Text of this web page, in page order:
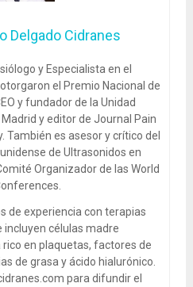
Delgado Cidranes
y Especialista en el
el Premio Nacional de
y fundador de la Unidad
y editor de Journal Pain
También es asesor y crítico del
de Ultrasonidos en
Organizador de las World
de experiencia con terapias
incluyen células madre
en plaquetas, factores de
de grasa y ácido hialurónico.
para difundir el